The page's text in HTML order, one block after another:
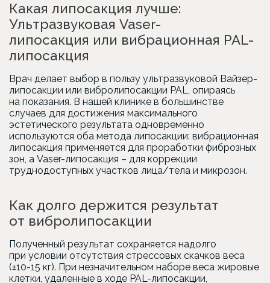
Какая липосакция лучше:
Ультразвуковая Vaser-
липосакция или вибрационная PAL-
липосакция
Врач делает выбор в пользу ультразвуковой Вайзер-
липосакции или вибролипосакции PAL, опираясь
на показания. В нашей клинике в большинстве
случаев для достижения максимального
эстетического результата одновременно
используются оба метода липосакции: вибрационная
липосакция применяется для проработки фиброзных
зон, а Vaser-липосакция – для коррекции
труднодоступных участков лица/тела и микрозон.
Как долго держится результат
от вибролипосакции
Полученный результат сохраняется надолго
при условии отсутствия стрессовых скачков веса
(±10-15 кг). При незначительном наборе веса жировые
клетки, удаленные в ходе PAL-липосакции,